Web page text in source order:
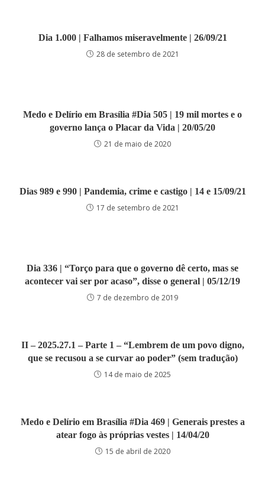
Dia 1.000 | Falhamos miseravelmente | 26/09/21
28 de setembro de 2021
Medo e Delírio em Brasília #Dia 505 | 19 mil mortes e o
governo lança o Placar da Vida | 20/05/20
21 de maio de 2020
Dias 989 e 990 | Pandemia, crime e castigo | 14 e 15/09/21
17 de setembro de 2021
Dia 336 | “Torço para que o governo dê certo, mas se
acontecer vai ser por acaso”, disse o general | 05/12/19
7 de dezembro de 2019
II – 2025.27.1 – Parte 1 – “Lembrem de um povo digno,
que se recusou a se curvar ao poder” (sem tradução)
14 de maio de 2025
Medo e Delírio em Brasília #Dia 469 | Generais prestes a
atear fogo às próprias vestes | 14/04/20
15 de abril de 2020